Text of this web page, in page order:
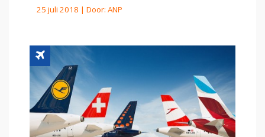
25 juli 2018 | Door: ANP